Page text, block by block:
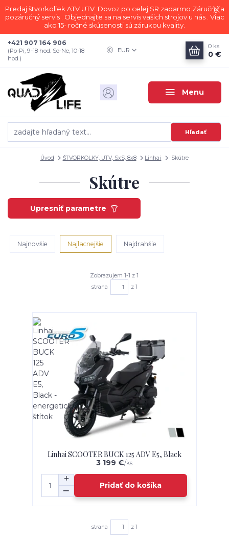
Predaj štvorkoliek ATV UTV .Dovoz po celej SR zadarmo.Záručný a
pozáručný servis . Objednajte sa na servis vašich strojov u nás . Viac
ako 15- ročné skúsenosti sú zárukou kvality.
Menu
EUR
Hľadať
+421 907 164 906
(Po-Pi, 9-18 hod. So-Ne, 10-18
hod.)
0 ks
0 €
Úvod ŠTVORKOLKY, UTV, SxS, 8x8 Linhai Skútre
Skútre
Upresniť parametre
Najnovšie Najlacnejšie Najdrahšie
Zobrazujem 1-1 z 1
strana
z 1
Linhai SCOOTER BUCK 125 ADV E5, Black
3 199 €/ks
Pridať do košíka
strana z 1